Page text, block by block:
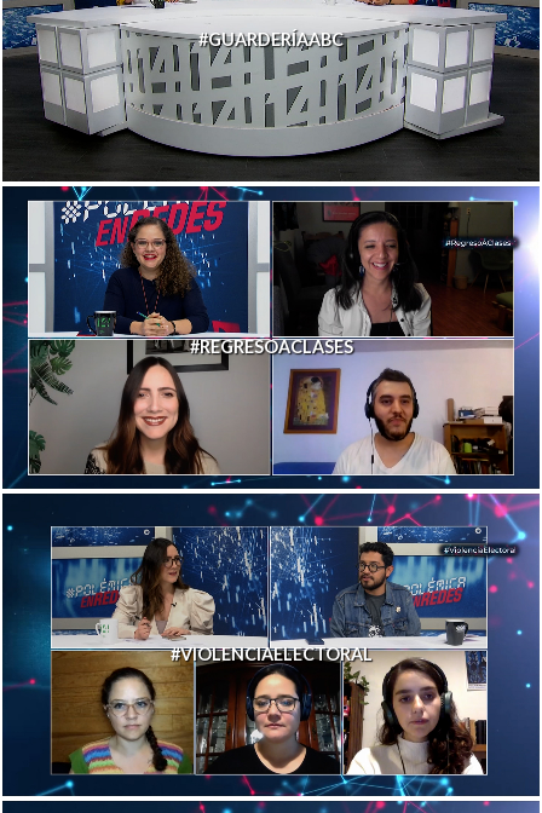
#GUARDERÍAABC
#REGRESOACLASES
#VIOLENCIAELECTORAL